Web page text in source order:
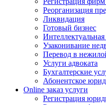
Реорганизация
Ликвидация
Готовый бизнес
Узаконивание
Перевод в
Услуги адвоката
Бухгалтерские
Абонентское
Online заказ услуги
Регистрация